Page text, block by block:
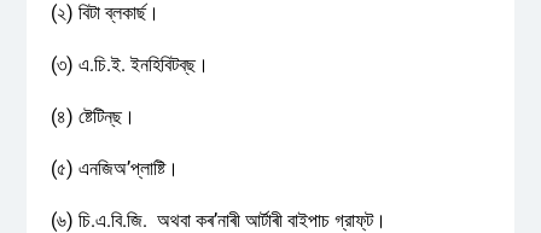
(২) বিটা ব্লকাৰ্ছ।
(৩) এ.চি.ই. ইনহিবিটব্‌ছ।
(৪) ষ্টেটিন্‌ছ।
(৫) এনজিঅ’প্লাষ্টি।
(৬) চি.এ.বি.জি. অথবা কৰ’নাৰী আৰ্টাৰী বাইপাচ গ্রাফ্‌ট।